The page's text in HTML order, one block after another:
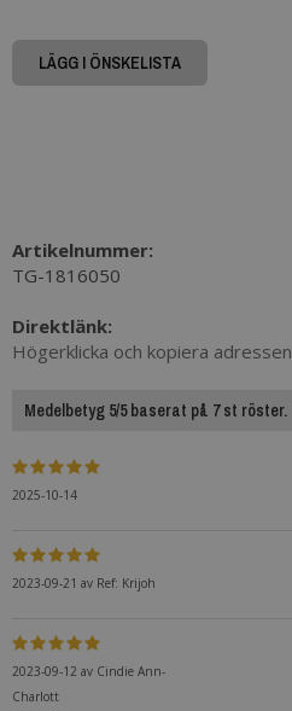
LÄGG I ÖNSKELISTA
Artikelnummer:
TG-1816050
Direktlänk:
Högerklicka och kopiera adressen
Medelbetyg 5/5 baserat på 7 st röster.
2025-10-14
2023-09-21 av Ref: Krijoh
2023-09-12 av Cindie Ann-
Charlott